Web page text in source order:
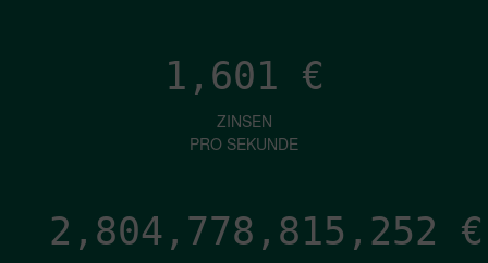
1,601 €
ZINSEN
PRO SEKUNDE
2,804,778,819,483 €